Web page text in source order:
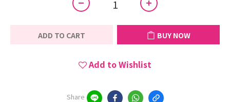
ADD TO CART BUY NOW
Add to Wishlist
Share